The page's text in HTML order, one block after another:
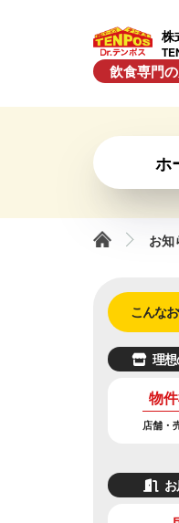
株
飲食専門
ホ
お知
こんな
理
物
店舗・